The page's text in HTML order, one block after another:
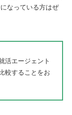
なっている方はぜ
活エージェント
較することをお